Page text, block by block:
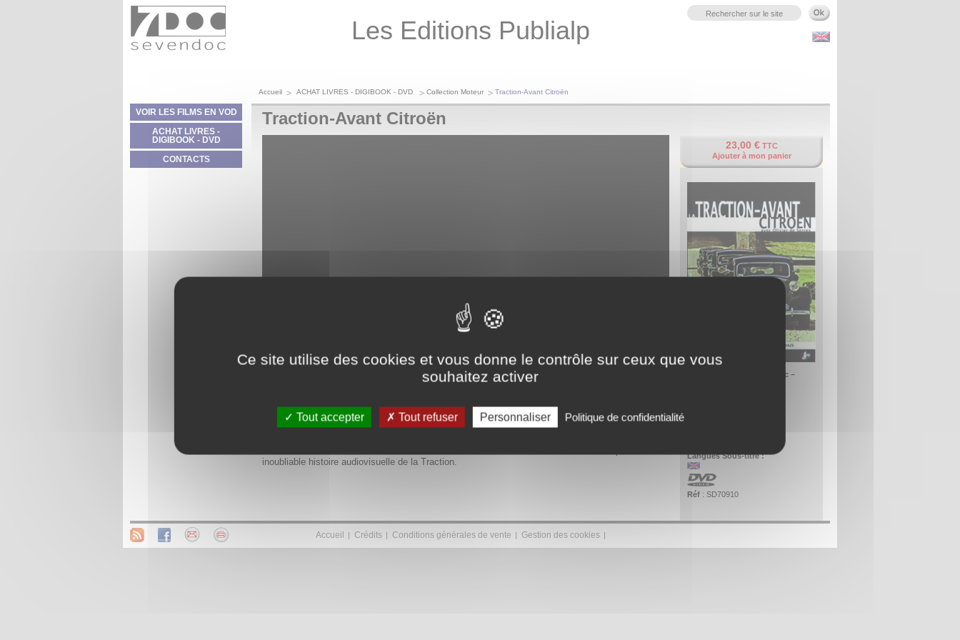
Les Editions Publialp
VOIR LES FILMS EN VOD
ACHAT LIVRES -
DIGIBOOK - DVD
CONTACTS
Accueil ACHAT LIVRES - DIGIBOOK - DVD Collection Moteur Traction-Avant Citroën
Traction-Avant Citroën
De 1934 à 1957, la Traction a accompagné durant vingt-trois ans de l'histoire de France. Elle est
aujourd'hui, plus que jamais, une voiture mythique de l'histoire de l'automobile mondiale. Olivier de
Serres, historien, nous invite à partager la passionnante histoire de cette voiture révolutionnaire.
inoubliable histoire audiovisuelle de la Traction.
23,00 €TTC
Ajouter à mon panier
Une production Seven Doc –
Langues Sous-titre :
Réf : SD70910
Accueil Crédits Conditions générales de vente Gestion des cookies
Panneau de gestion des cookies
Ce site utilise des cookies et vous donne le contrôle sur ceux que vous
souhaitez activer
Tout accepter Tout refuser Personnaliser Politique de confidentialité